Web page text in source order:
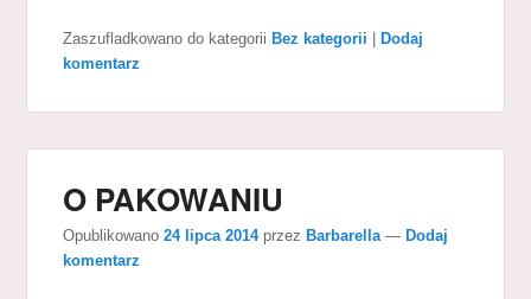
Zaszufladkowano do kategorii Bez kategorii
Dodaj
komentarz
O PAKOWANIU
Opublikowano24 lipca 2014 przezBarbarella —Dodaj
komentarz